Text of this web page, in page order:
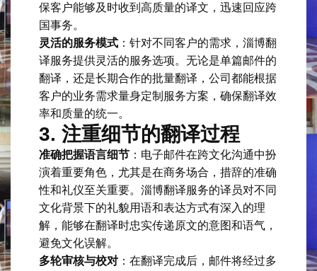
保客户能够及时收到高质量的译文，迅速回应跨
国事务。
灵活的服务模式 ：针对不同客户的需求，淄博翻
译服务提供灵活的服务选项。无论是单篇邮件的
翻译，还是长期合作的批量翻译，公司都能根据
客户的业务需求量身定制服务方案，确保翻译效
率和质量的统一。
3. 注重细节的翻译过程
准确把握语言细节 ：电子邮件在跨文化沟通中扮
演着重要角色，尤其是在商务场合，措辞的准确
性和礼仪至关重要。淄博翻译服务的译员对不同
文化背景下的礼貌用语和表达方式有深入的理
解，能够在翻译时忠实传递原文的意图和语气，
避免文化误解。
多轮审核与校对 ：在翻译完成后，邮件将经过多